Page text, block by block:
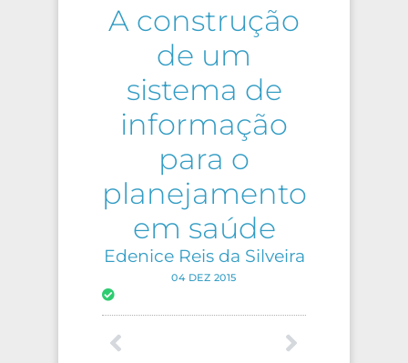
A construção
de um
sistema de
informação
para o
planejamento
em saúde
Edenice Reis da Silveira
04 DEZ 2015